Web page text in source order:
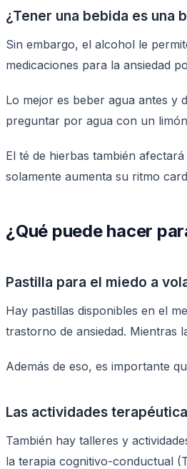
¿Tener una bebida es una
Sin embargo, el alcohol le
medicaciones para la ansiedad
Lo mejor es beber agua antes y
preguntar por agua con un
El té de hierbas también
solamente aumenta su ritmo
¿Qué puede hacer
Pastilla para el miedo a
Hay pastillas disponibles en el
trastorno de ansiedad. Mientras
Además de eso, es importante
Las actividades
También hay talleres y
la terapia cognitivo-conductual